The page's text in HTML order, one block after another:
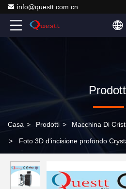
info@questt.com.cn
Casa > Prodotti > Macchina Di
> Foto 3D d'incisione profondo